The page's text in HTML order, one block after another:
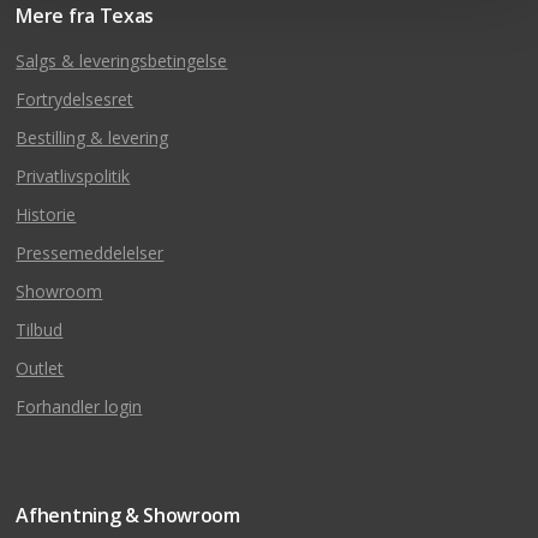
Mere fra Texas
Salgs & leveringsbetingelse
Fortrydelsesret
Bestilling & levering
Privatlivspolitik
Historie
Pressemeddelelser
Showroom
Tilbud
Outlet
Forhandler login
Afhentning & Showroom